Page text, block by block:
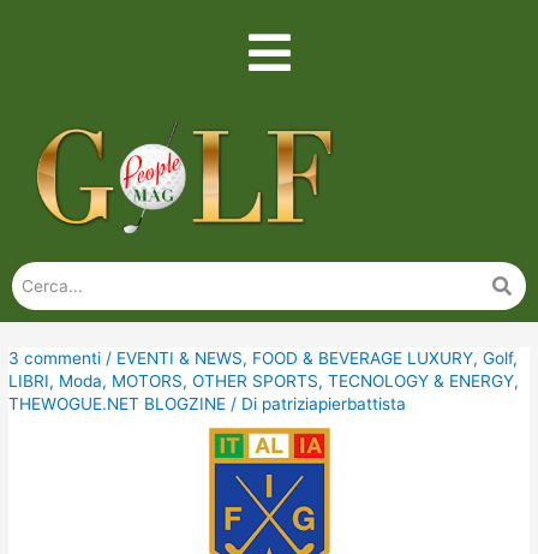
3 commenti / EVENTI & NEWS, FOOD & BEVERAGE LUXURY,Golf,
LIBRI, Moda, MOTORS,OTHER SPORTS,TECNOLOGY & ENERGY,
THEWOGUE.NET BLOGZINE / Di patriziapierbattista